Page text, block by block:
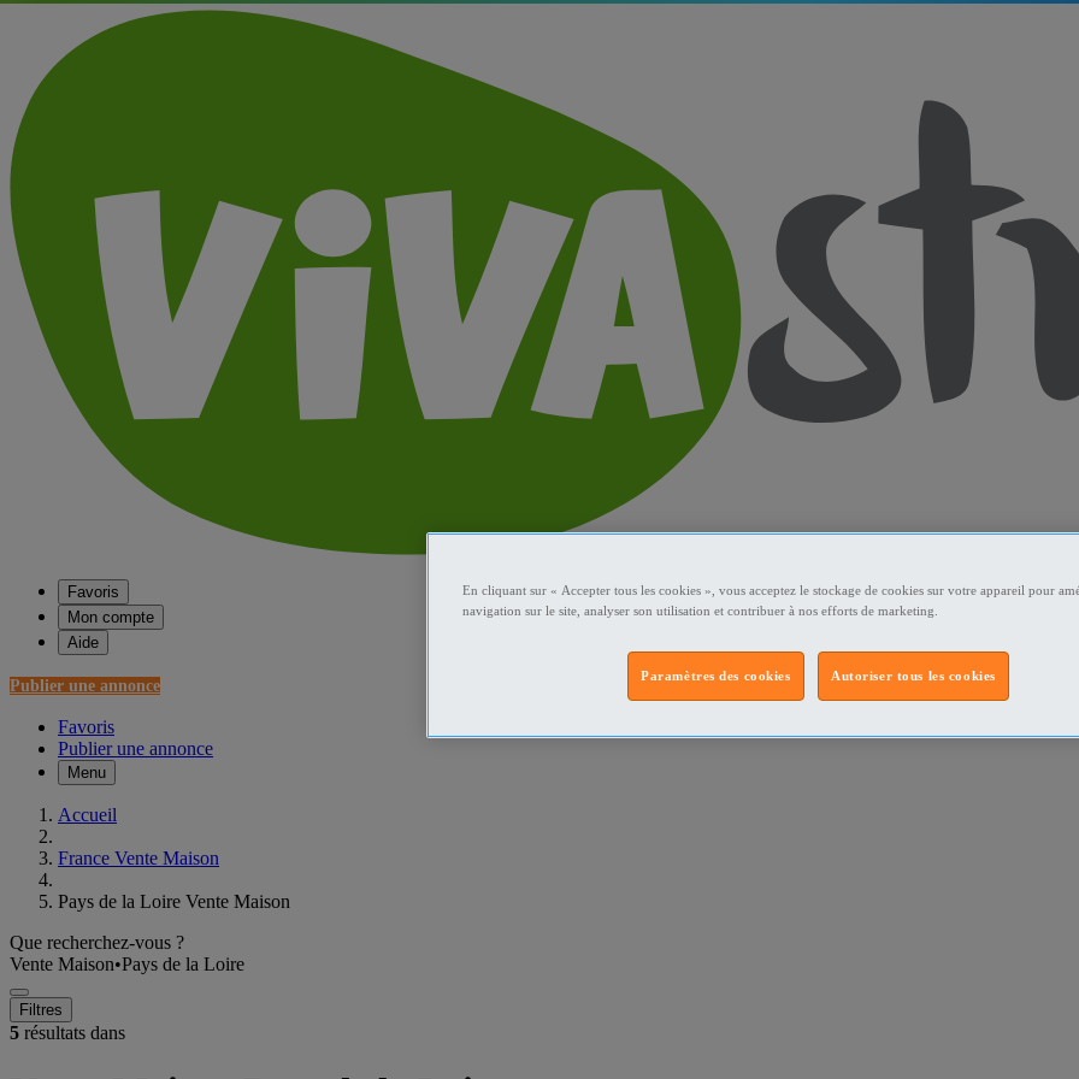
Favoris
Mon compte
Aide
Publier une annonce
Favoris
Publier une annonce
Menu
Accueil
France Vente Maison
Pays de la Loire Vente Maison
Que recherchez-vous ?
Vente Maison•Pays de la Loire
Filtres
5 résultats dans
En cliquant sur « Accepter tous les cookies », vous acceptez le stockage de cookies sur votre appareil pour
navigation sur le site, analyser son utilisation et contribuer à nos efforts de marketing.
Autoriser tous les cookies
Paramètres des cookies